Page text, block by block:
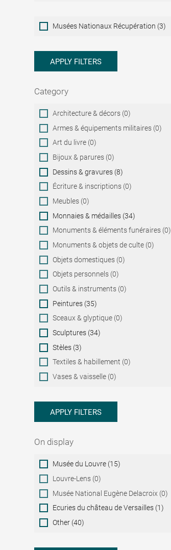
Musées
Nationaux
Musées Nationaux Récupération (3)
APPLY FILTERS
Category
Category
Architecture & décors (0)
Armes & équipements militaires (0)
Art du livre (0)
Bijoux & parures (0)
Dessins & gravures (8)
Écriture & inscriptions (0)
Meubles (0)
Monnaies & médailles (34)
Monuments & éléments funéraires (0)
Monuments & objets de culte (0)
Objets domestiques (0)
Objets personnels (0)
Outils & instruments (0)
Peintures (35)
Sceaux & glyptique (0)
Sculptures (34)
Stèles (3)
Textiles & habillement (0)
Vases & vaisselle (0)
APPLY FILTERS
On display
On
display
Musée du Louvre (15)
Louvre-Lens (0)
Musée National Eugène Delacroix (0)
Ecuries du château de Versailles (1)
Other (40)